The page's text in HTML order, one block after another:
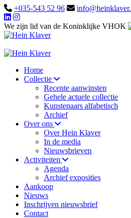
+035-543 52 96
We zijn lid van de Koninklijke VHOK
Home
Collectie
Recente aanwinsten
Gehele actuele collectie
Kunstenaars alfabetisch
Archief
Over ons
Over Hein Klaver
In de media
Nieuwsbrieven
Activiteiten
Agenda
Archief exposities
Aankoop
Nieuws
Inschrijven nieuwsbrief
Contact